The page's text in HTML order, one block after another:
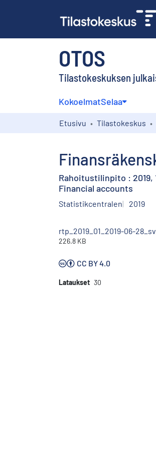
OTOS
Tilastokeskuksen
KokoelmatSelaa
Etusivu Tilastokeskus
Rahoitustilinpito : 2019,
Financial accounts
Statistikcentralen 2019
rtp_2019_01_2019-06-
226.8 KB
CC BY 4.0
Lataukset 30